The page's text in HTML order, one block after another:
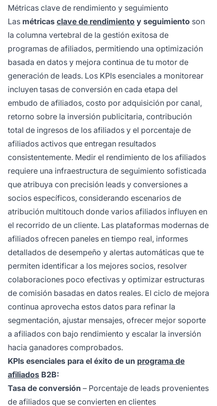
Métricas clave de rendimiento y seguimiento
Las métricas clave de rendimiento y seguimiento son
la columna vertebral de la gestión exitosa de
programas de afiliados, permitiendo una optimización
basada en datos y mejora continua de tu motor de
generación de leads. Los KPIs esenciales a monitorear
incluyen tasas de conversión en cada etapa del
embudo de afiliados, costo por adquisición por canal,
retorno sobre la inversión publicitaria, contribución
total de ingresos de los afiliados y el porcentaje de
afiliados activos que entregan resultados
consistentemente. Medir el rendimiento de los afiliados
requiere una infraestructura de seguimiento sofisticada
que atribuya con precisión leads y conversiones a
socios específicos, considerando escenarios de
atribución multitouch donde varios afiliados influyen en
el recorrido de un cliente. Las plataformas modernas de
afiliados ofrecen paneles en tiempo real, informes
detallados de desempeño y alertas automáticas que te
permiten identificar a los mejores socios, resolver
colaboraciones poco efectivas y optimizar estructuras
de comisión basadas en datos reales. El ciclo de mejora
continua aprovecha estos datos para refinar la
segmentación, ajustar mensajes, ofrecer mejor soporte
a afiliados con bajo rendimiento y escalar la inversión
hacia ganadores comprobados.
KPIs esenciales para el éxito de un programa de
afiliados B2B:
Tasa de conversión – Porcentaje de leads provenientes
de afiliados que se convierten en clientes